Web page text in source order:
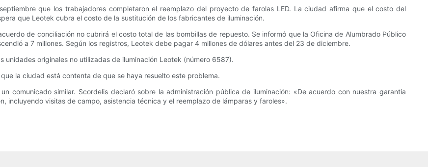
que los trabajadores completaron el reemplazo del proyecto de farolas LED. La ciudad afirma que el costo del
que Leotek cubra el costo de la sustitución de los fabricantes de iluminación.
de conciliación no cubrirá el costo total de las bombillas de repuesto. Se informó que la Oficina de Alumbrado Público
a 7 millones. Según los registros, Leotek debe pagar 4 millones de dólares antes del 23 de diciembre.
originales no utilizadas de iluminación Leotek (número 6587).
la ciudad está contenta de que se haya resuelto este problema.
comunicado similar. Scordelis declaró sobre la administración pública de iluminación: «De acuerdo con nuestra garantía
incluyendo visitas de campo, asistencia técnica y el reemplazo de lámparas y faroles».